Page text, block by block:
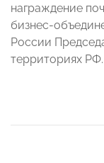
награждение
бизнес-
России
территориях РФ.